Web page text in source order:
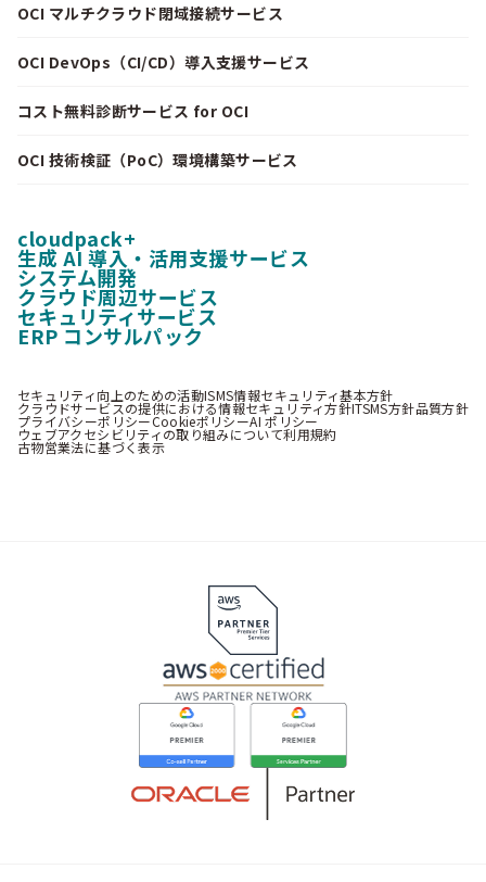
OCI マルチクラウド閉域接続サービス
OCI DevOps（CI/CD）導入支援サービス
コスト無料診断サービス for OCI
OCI 技術検証（PoC）環境構築サービス
cloudpack+
生成 AI 導入・活用支援サービス
システム開発
クラウド周辺サービス
セキュリティサービス
ERP コンサルパック
セキュリティ向上のための活動ISMS情報セキュリティ基本方針
クラウドサービスの提供における情報セキュリティ方針ITSMS方針品質方針
プライバシーポリシーCookieポリシーAI ポリシー
ウェブアクセシビリティの取り組みについて利用規約
古物営業法に基づく表示